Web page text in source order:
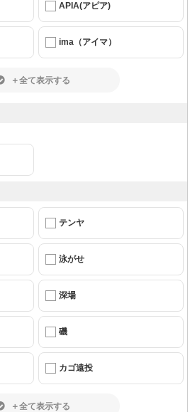
APIA(アピア)
ima（アイマ）
＋全て表示する
テンヤ
泳がせ
深場
磯
カゴ遠投
＋全て表示する